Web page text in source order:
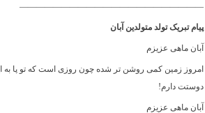
——————————————————————
پیام تبریک تولد متولدین آبان
آبان ماهی عزیزم
امروز زمین کمی روشن تر شده چون روزی است که تو پا به
دوستت دارم!
آبان ماهی عزیزم